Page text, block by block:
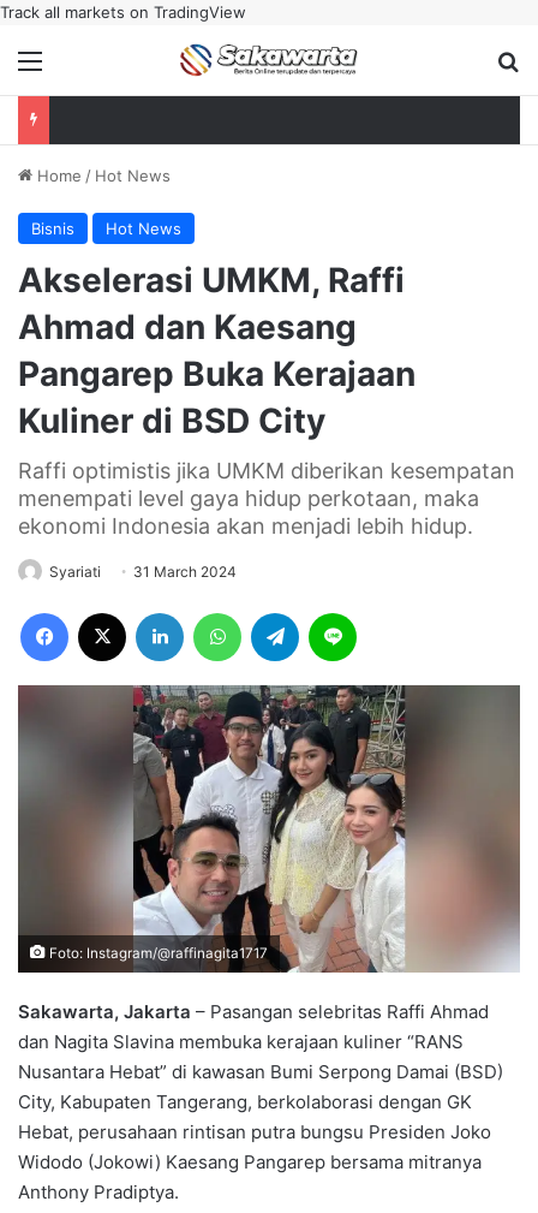
Track all markets on TradingView
Menu
Home / Hot News
Bisnis Hot News
Akselerasi UMKM, Raffi
Ahmad dan Kaesang
Pangarep Buka Kerajaan
Kuliner di BSD City
Raffi optimistis jika UMKM diberikan kesempatan
menempati level gaya hidup perkotaan, maka
ekonomi Indonesia akan menjadi lebih hidup.
Syariati 31 March 2024
Facebook LinkedIn WhatsAppTelegram
Foto: Instagram/@raffinagita1717
Sakawarta, Jakarta – Pasangan selebritas Raffi Ahmad
dan Nagita Slavina membuka kerajaan kuliner “RANS
Nusantara Hebat” di kawasan Bumi Serpong Damai (BSD)
City, Kabupaten Tangerang, berkolaborasi dengan GK
Hebat, perusahaan rintisan putra bungsu Presiden Joko
Widodo (Jokowi) Kaesang Pangarep bersama mitranya
Anthony Pradiptya.